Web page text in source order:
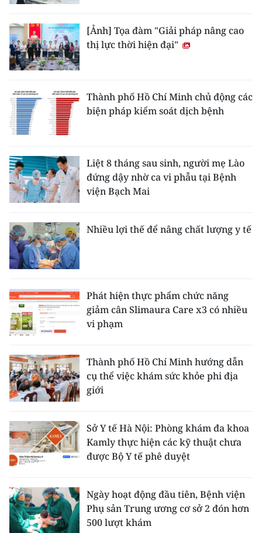
[Ảnh] Tọa đàm "Giải pháp nâng cao
thị lực thời hiện đại"
Thành phố Hồ Chí Minh chủ động các
biện pháp kiểm soát dịch bệnh
Liệt 8 tháng sau sinh, người mẹ Lào
đứng dậy nhờ ca vi phẫu tại Bệnh
viện Bạch Mai
Nhiều lợi thế để nâng chất lượng y tế
Phát hiện thực phẩm chức năng
giảm cân Slimaura Care x3 có nhiều
vi phạm
Thành phố Hồ Chí Minh hướng dẫn
cụ thể việc khám sức khỏe phi địa
giới
Sở Y tế Hà Nội: Phòng khám đa khoa
Kamly thực hiện các kỹ thuật chưa
được Bộ Y tế phê duyệt
Ngày hoạt động đầu tiên, Bệnh viện
Phụ sản Trung ương cơ sở 2 đón hơn
500 lượt khám